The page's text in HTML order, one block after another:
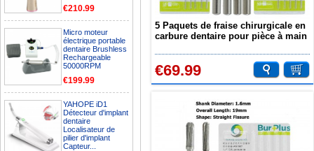
€210.99
Micro moteur
électrique portable
dentaire Brushless
Rechargeable
50000RPM
€199.99
YAHOPE iD1
Détecteur d'implant
dentaire
Localisateur de
pilier d'implant
Capteur...
5 Paquets de fraise chirurgicale en
carbure dentaire pour pièce à main
559 560
€69.99